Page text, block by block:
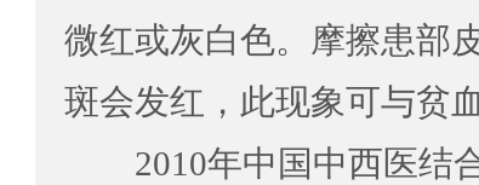
微红或灰白色。摩擦患部
斑会发红，此现象可与贫
2010年中国中西医结